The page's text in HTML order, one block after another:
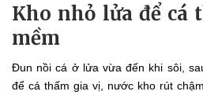
Kho nhỏ lửa để cá
mềm
Đun nồi cá ở lửa vừa đến khi sôi,
để cá thấm gia vị, nước kho rút